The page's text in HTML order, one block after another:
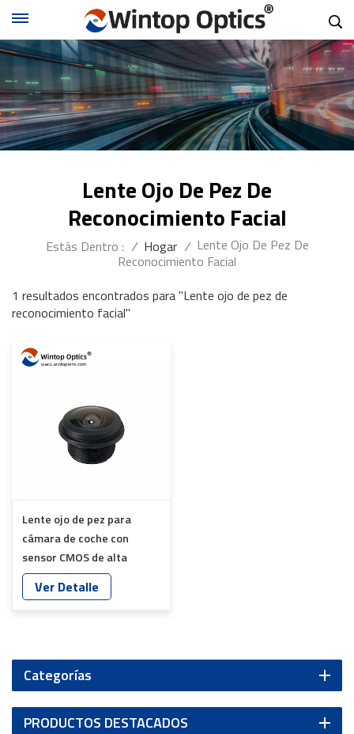
Lente Ojo De Pez De
Reconocimiento Facial
Estás Dentro : / Hogar / Lente Ojo De Pez De
Reconocimiento Facial
1 resultados encontrados para "Lente ojo de pez de
reconocimiento facial"
Lente ojo de pez para
cámara de coche con
sensor CMOS de alta
definición de 1/4'' YT-
6716P-E1
Ver Detalle
Categorías
PRODUCTOS DESTACADOS